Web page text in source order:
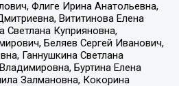
Флиге Ирина Анатольевна,
Вититинова Елена
Куприяновна,
Беляев Сергей Иванович,
Ганнушкина Светлана
Буртина Елена
Залмановна, Кокорина